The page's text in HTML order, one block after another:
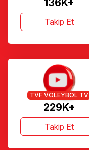
136K+
Takip Et
229K+
TVF VOLEYBOL TV
Takip Et